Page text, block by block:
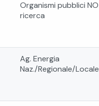
Organismi pubblici NO
ricerca
Ag. Energia
Naz./Regionale/Locale